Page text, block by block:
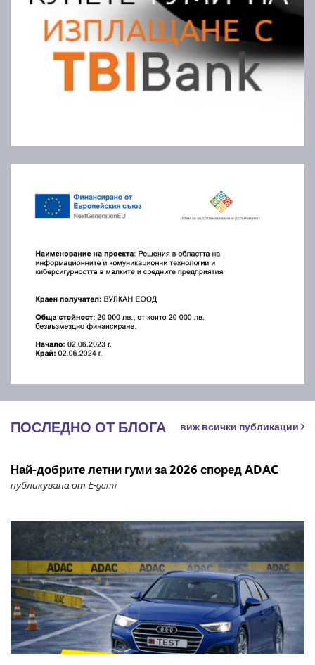
ПОСЛЕДНО ОТ БЛОГА виж всички публикации
Най-добрите летни гуми за 2026 според ADAC
публикувана от E-gumi